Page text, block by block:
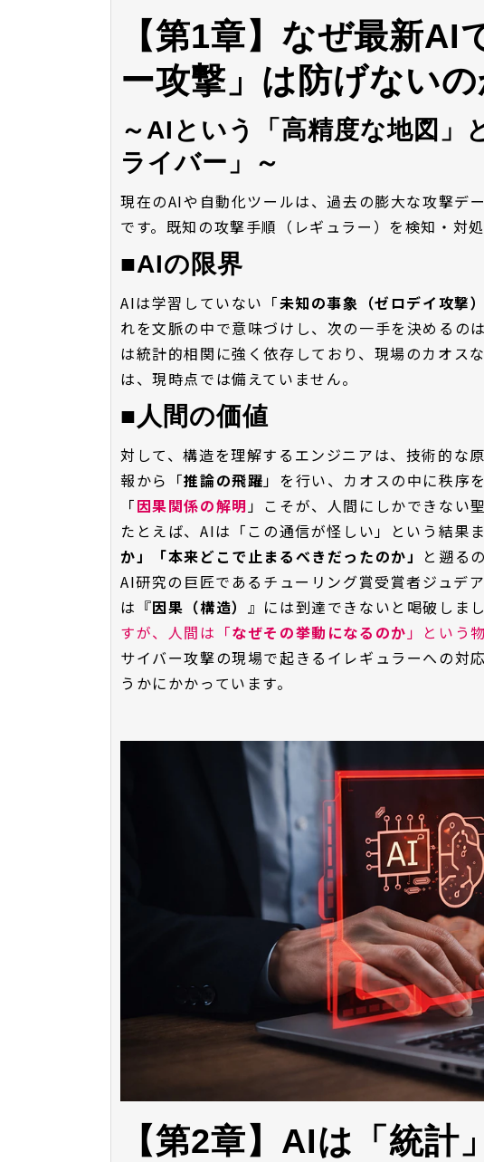
【第1章】なぜ最新
ー攻撃」は防げない
～AIという「高精度な地図」
ライバー」～
現在のAIや自動化ツールは、過去の膨大な攻撃デ
です。既知の攻撃手順（レギュラー）を検知・対
■AIの限界
AIは学習していない「未知の事象（ゼロデイ攻撃
れを文脈の中で意味づけし、次の一手を決めるの
は統計的相関に強く依存しており、現場のカオス
は、現時点では備えていません。
■人間の価値
対して、構造を理解するエンジニアは、技術的な
報から「推論の飛躍」を行い、カオスの中に秩序
「因果関係の解明」こそが、人間にしかできない聖
たとえば、AIは「この通信が怪しい」という結果ま
か」「本来どこで止まるべきだったのか」 と遡る
AI研究の巨匠であるチューリング賞受賞者ジュデ
は『因果（構造） 』には到達できないと喝破しま
すが、人間は「なぜその挙動になるのか」という
サイバー攻撃の現場で起きるイレギュラーへの対
うかにかかっています。
【第2章】AIは「統計